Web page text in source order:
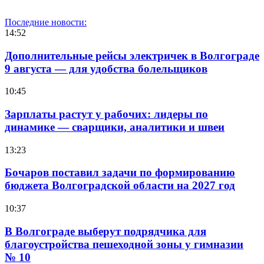
Последние новости:
14:52
Дополнительные рейсы электричек в Волгограде
9 августа — для удобства болельщиков
10:45
Зарплаты растут у рабочих: лидеры по
динамике — сварщики, аналитики и швеи
13:23
Бочаров поставил задачи по формированию
бюджета Волгоградской области на 2027 год
10:37
В Волгограде выберут подрядчика для
благоустройства пешеходной зоны у гимназии
№ 10